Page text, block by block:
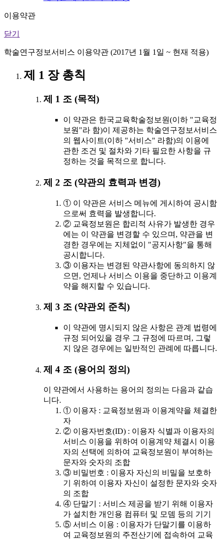
이용약관
닫기
학술연구정보서비스 이용약관 (2017년 1월 1일 ~ 현재 적용)
제 1 장 총칙
제 1 조 (목적)
이 약관은 한국교육학술정보원(이하 "교육정
보원"라 함)이 제공하는 학술연구정보서비스
의 웹사이트(이하 "서비스" 라함)의 이용에
관한 조건 및 절차와 기타 필요한 사항을 규
정하는 것을 목적으로 합니다.
제 2 조 (약관의 효력과 변경)
① 이 약관은 서비스 메뉴에 게시하여 공시함
으로써 효력을 발생합니다.
② 교육정보원은 합리적 사유가 발생한 경우
에는 이 약관을 변경할 수 있으며, 약관을 변
경한 경우에는 지체없이 "공지사항"을 통해
공시합니다.
③ 이용자는 변경된 약관사항에 동의하지 않
으면, 언제나 서비스 이용을 중단하고 이용계
약을 해지할 수 있습니다.
제 3 조 (약관외 준칙)
이 약관에 명시되지 않은 사항은 관계 법령에
규정 되어있을 경우 그 규정에 따르며, 그렇
지 않은 경우에는 일반적인 관례에 따릅니다.
제 4 조 (용어의 정의)
이 약관에서 사용하는 용어의 정의는 다음과 같습
니다.
① 이용자 : 교육정보원과 이용계약을 체결한
자
② 이용자번호(ID) : 이용자 식별과 이용자의
서비스 이용을 위하여 이용계약 체결시 이용
자의 선택에 의하여 교육정보원이 부여하는
문자와 숫자의 조합
③ 비밀번호 : 이용자 자신의 비밀을 보호하
기 위하여 이용자 자신이 설정한 문자와 숫자
의 조합
④ 단말기 : 서비스 제공을 받기 위해 이용자
가 설치한 개인용 컴퓨터 및 모뎀 등의 기기
⑤ 서비스 이용 : 이용자가 단말기를 이용하
여 교육정보원의 주전산기에 접속하여 교육